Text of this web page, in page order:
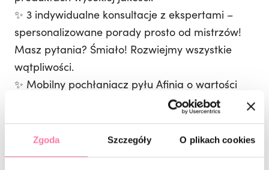
Zgoda Szczegóły O plikach cookies
✨ 3 indywidualne konsultacje z ekspertami –
spersonalizowane porady prosto od mistrzów!
Masz pytania? Śmiało! Rozwiejmy wszystkie
wątpliwości.
✨ Mobilny pochłaniacz pyłu Afinia o wartości
1199 zł – dla najlepszej absolwentki!
✨ 3 nagrody specjalne od Semilac – dla tych,
którzy błyszczą najbardziej! 💫